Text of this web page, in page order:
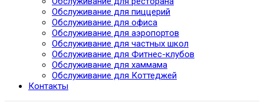
Обслуживание для пиццерий
Обслуживание для офиса
Обслуживание для аэропортов
Обслуживание для частных школ
Обслуживание для Фитнес-клубов
Обслуживание для хаммама
Обслуживание для Коттеджей
Контакты